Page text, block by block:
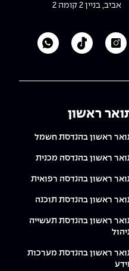
אביב, בניין 2 קומה 2
מכללת אפקה
של מכללת אפקה
היוטיוב של מכללת אפקה
לעמוד האינסטגרם של
לעמוד הטיקטוק
ראשון
ראשון בהנדסת חשמל
ראשון בהנדסה מכנית
ראשון בהנדסה רפואית
ראשון בהנדסת תוכנה
ראשון בהנדסת תעשייה
ראשון בהנדסת מערכות